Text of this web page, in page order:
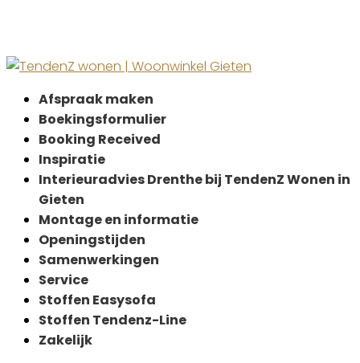
Afspraak maken
Boekingsformulier
Booking Received
Inspiratie
Interieuradvies Drenthe bij TendenZ Wonen in
Gieten
Montage en informatie
Openingstijden
Samenwerkingen
Service
Stoffen Easysofa
Stoffen Tendenz-Line
Zakelijk